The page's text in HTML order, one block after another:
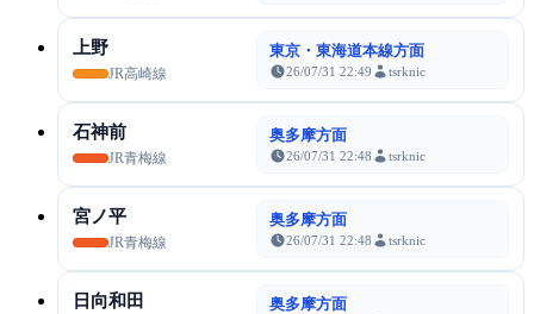
上野
JR高崎線
東京・東海道本線方面
26/07/31 22:49 tsrknic
石神前
JR青梅線
奥多摩方面
26/07/31 22:48 tsrknic
宮ノ平
JR青梅線
奥多摩方面
26/07/31 22:48 tsrknic
日向和田 奥多摩方面